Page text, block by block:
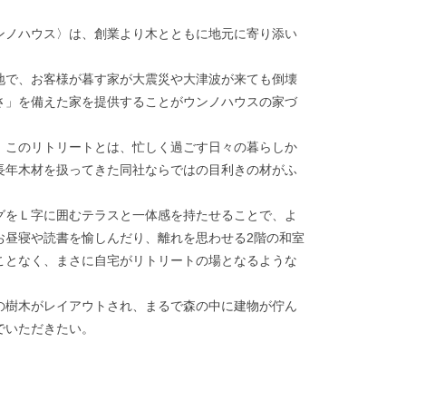
ハウス〉は、創業より木とともに地元に寄り添い
、お客様が暮す家が大震災や大津波が来ても倒壊
を備えた家を提供することがウンノハウスの家づ
のリトリートとは、忙しく過ごす日々の暮らしか
木材を扱ってきた同社ならではの目利きの材がふ
Ｌ字に囲むテラスと一体感を持たせることで、よ
寝や読書を愉しんだり、離れを思わせる2階の和室
なく、まさに自宅がリトリートの場となるような
木がレイアウトされ、まるで森の中に建物が佇ん
ただきたい。